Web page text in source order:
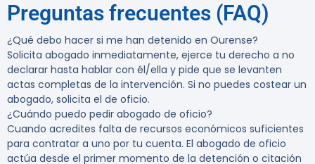
Preguntas frecuentes (FAQ)
¿Qué debo hacer si me han detenido en Ourense?
Solicita abogado inmediatamente, ejerce tu derecho a no
declarar hasta hablar con él/ella y pide que se levanten
actas completas de la intervención. Si no puedes costear un
abogado, solicita el de oficio.
¿Cuándo puedo pedir abogado de oficio?
Cuando acredites falta de recursos económicos suficientes
para contratar a uno por tu cuenta. El abogado de oficio
actúa desde el primer momento de la detención o citación